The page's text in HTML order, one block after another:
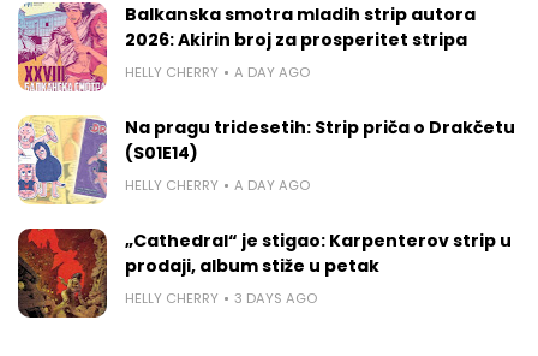
Balkanska smotra mladih strip autora
2026: Akirin broj za prosperitet stripa
HELLY CHERRY A DAY AGO
Na pragu tridesetih: Strip priča o Drakčetu
(S01E14)
HELLY CHERRY A DAY AGO
„Cathedral“ je stigao: Karpenterov strip u
prodaji, album stiže u petak
HELLY CHERRY 3 DAYS AGO